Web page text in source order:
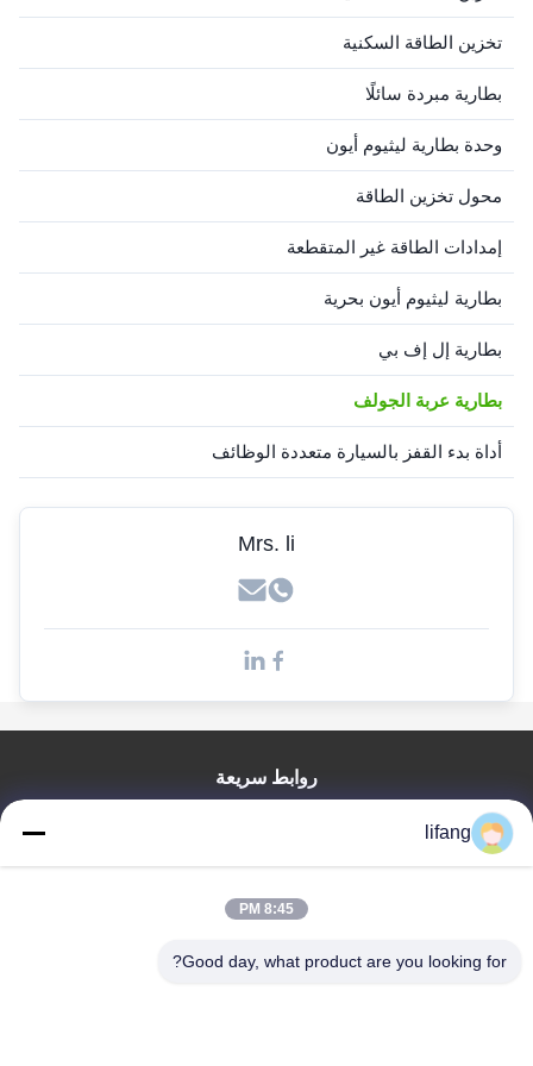
تخزين الطاقة السكنية
بطارية مبردة سائلًا
وحدة بطارية ليثيوم أيون
محول تخزين الطاقة
إمدادات الطاقة غير المتقطعة
بطارية ليثيوم أيون بحرية
بطارية إل إف بي
بطارية عربة الجولف
أداة بدء القفز بالسيارة متعددة الوظائف
Mrs. li
روابط سريعة
جولة في المعمل
اتصل بنا
lifang
8:45 PM
Good day, what product are you looking for?